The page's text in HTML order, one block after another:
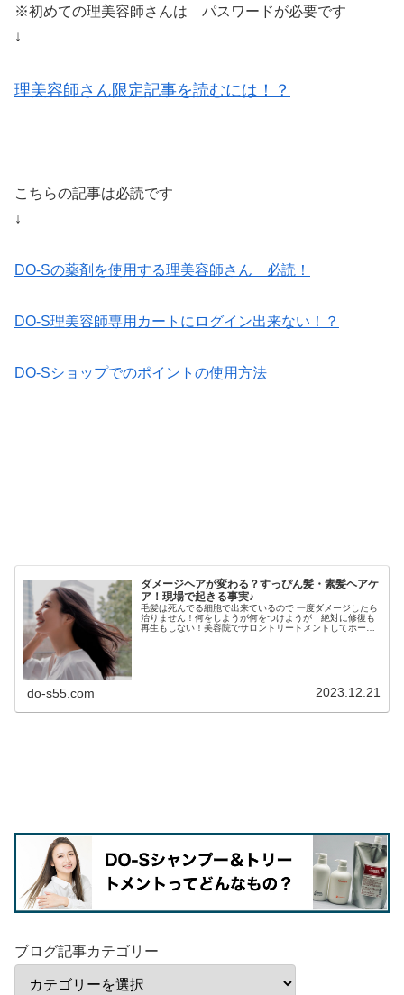
※初めての理美容師さんは パスワードが必要です
↓
理美容師さん限定記事を読むには！？
こちらの記事は必読です
↓
DO-Sの薬剤を使用する理美容師さん 必読！
DO-S理美容師専用カートにログイン出来ない！？
DO-Sショップでのポイントの使用方法
ダメージヘアが変わる？すっぴん髪・素髪ヘアケ
ア！現場で起きる事実♪
毛髪は死んでる細胞で出来ているので 一度ダメージしたら
治りません！何をしようが何をつけようが 絶対に修復も
再生もしない！美容院でサロントリートメントしてホーム
do-s55.com 2023.12.21
ブログ記事カテゴリー